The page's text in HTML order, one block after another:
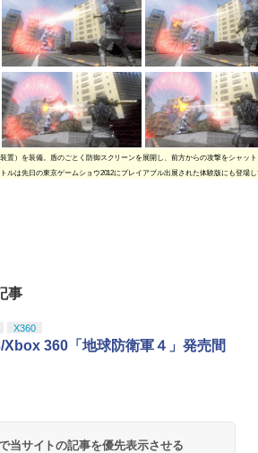
置）を装備。盾のごとく防御スクリーンを展開し、前方からの攻撃をシャッ
ルは先日の東京ゲームショウ2012にプレイアブル出展された体験版にも登場
事
X360
Xbox 360「地球防衛軍４」発売間
当サイトの記事を優先表示させる